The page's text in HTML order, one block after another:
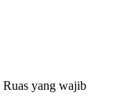
Ruas yang wajib